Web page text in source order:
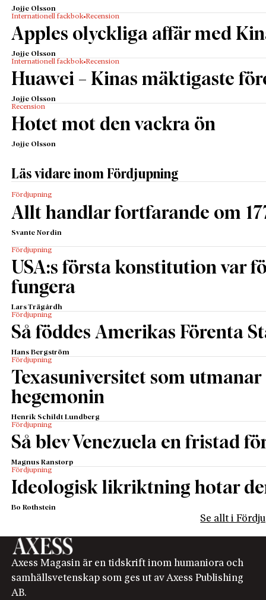
Jojje Olsson
Internationell fackbok Recension
Apples olyckliga affär med
Jojje Olsson
Internationell fackbok Recension
Huawei – Kinas mäktigaste
Jojje Olsson
Recension
Hotet mot den vackra ön
Jojje Olsson
Läs vidare inom Fördjupning
Fördjupning
Allt handlar fortfarande om
Svante Nordin
Fördjupning
USA:s första konstitution var
fungera
Lars Trägårdh
Fördjupning
Så föddes Amerikas Förenta
Hans Bergström
Fördjupning
Texasuniversitet som utmanar
hegemonin
Henrik Schildt Lundberg
Fördjupning
Så blev Venezuela en fristad
Magnus Ranstorp
Fördjupning
Ideologisk likriktning hotar
Bo Rothstein
Se allt i
Axess Magasin är en tidskrift inom humaniora och
samhällsvetenskap som ges ut av Axess Publishing
AB.